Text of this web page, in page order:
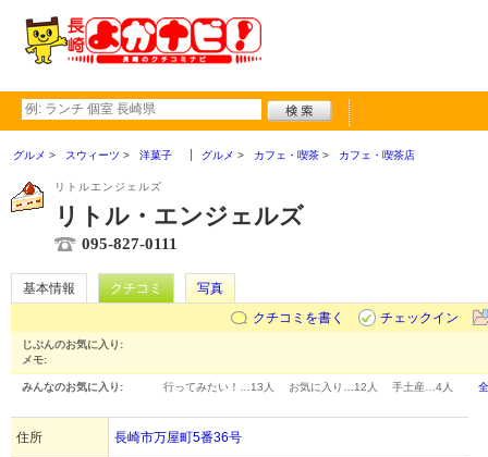
グルメ スウィーツ 洋菓子 グルメ カフェ・喫茶 カフェ・喫茶店
リトルエンジェルズ
リトル・エンジェルズ
095-827-0111
基本情報 クチコミ
写真
クチコミを書く
チェックイン
じぶんのお気に入り:
メモ:
みんなのお気に入り: 行ってみたい！… 13人 お気に入り… 12人 手土産… 4人
住所 長崎市万屋町5番36号